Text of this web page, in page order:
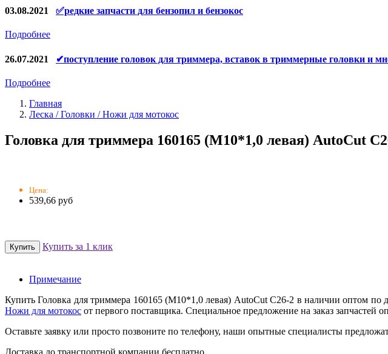
Щётки, щёточные узлы
Ремни для электроинструмента
03.08.2021 ✅редкие запчасти для бензопил и бензокос
Подробнее
26.07.2021 ✔поступление головок для триммера, вставок в триммерные головки и
Подробнее
Главная
Леска / Головки / Ножи для мотокос
Головка для триммера 160165 (М10*1,0 левая) AutoCut
Цена:
539,66 руб
Купить за 1 клик
Примечание
Купить Головка для триммера 160165 (М10*1,0 левая) AutoCut C26-2 в наличии оптом
Ножи для мотокос от первого поставщика. Специальное предложение на заказ запчастей
Оставьте заявку или просто позвоните по телефону, наши опытные специалисты
Доставка до транспортной компании бесплатно.